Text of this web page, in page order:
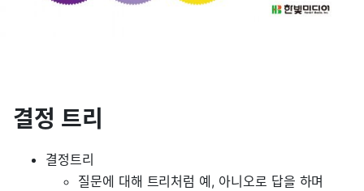
결정 트리
결정트리
질문에 대해 트리처럼 예, 아니오로 답을 하며